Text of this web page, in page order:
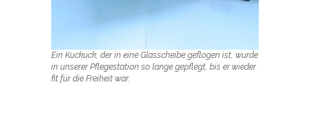
Ein Kuckuck, der in eine Glasscheibe geflogen ist, wurde
in unserer Pflegestation so lange gepflegt, bis er wieder
fit für die Freiheit war.